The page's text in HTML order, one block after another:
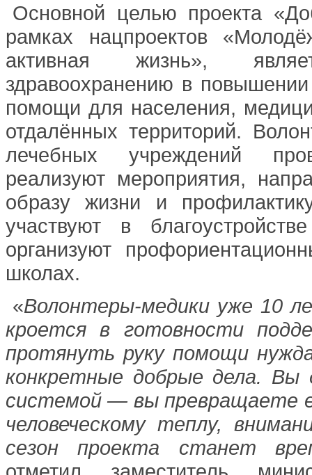
Основной целью проекта
рамках нацпроектов
активная жизнь»,
здравоохранению в
помощи для населения,
отдалённых территорий.
лечебных учреждений
реализуют мероприятия,
образу жизни и
участвуют в
организуют
школах.
«Волонтеры-медики уже 10
кроется в готовности
протянуть руку помощи
конкретные добрые дела. Вы
системой — вы превращаете
человеческому теплу,
сезон проекта станет